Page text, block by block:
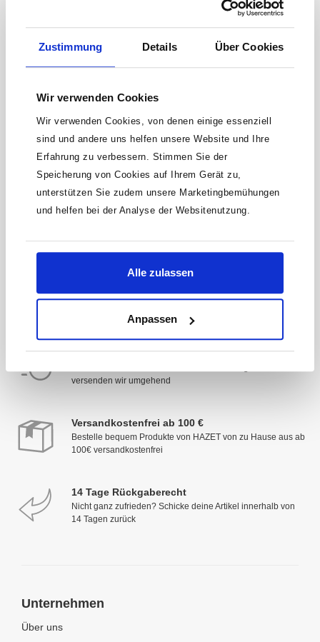
Zustimmung Details Über Cookies
Wir verwenden Cookies
Wir verwenden Cookies, von denen einige essenziell
sind und andere uns helfen unsere Website und Ihre
Erfahrung zu verbessern. Stimmen Sie der
Speicherung von Cookies auf Ihrem Gerät zu,
unterstützen Sie zudem unsere Marketingbemühungen
und helfen bei der Analyse der Websitenutzung.
Alle zulassen
Anpassen
Newsletter und erhalte Informationen zu
nächsten Einkauf.
einlösbar. Mit der Anmeldung akzeptierst du unsere
Datenschutzbestimmungen. Alle Daten werden vertraulich
Schnelle Lieferung
versenden wir umgehend
Versandkostenfrei ab 100 €
Bestelle bequem Produkte von HAZET von zu Hause aus ab
100€ versandkostenfrei
14 Tage Rückgaberecht
Nicht ganz zufrieden? Schicke deine Artikel innerhalb von
14 Tagen zurück
Unternehmen
Über uns